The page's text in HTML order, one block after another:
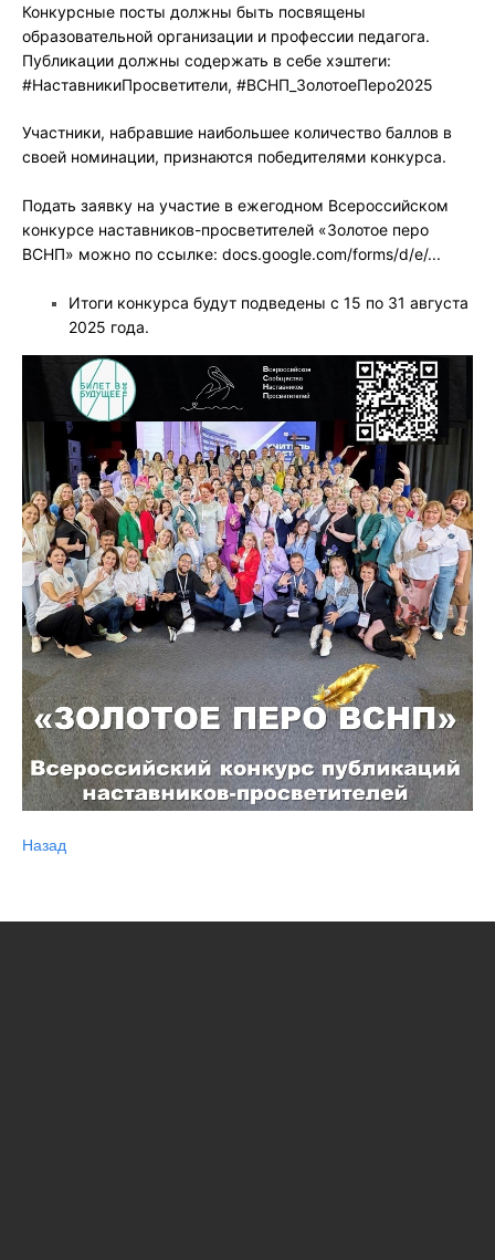
Конкурсные посты должны быть посвящены
образовательной организации и профессии педагога.
Публикации должны содержать в себе хэштеги:
#НаставникиПросветители, #ВСНП_ЗолотоеПеро2025
Участники, набравшие наибольшее количество баллов в
своей номинации, признаются победителями конкурса.
Подать заявку на участие в ежегодном Всероссийском
конкурсе наставников-просветителей «Золотое перо
ВСНП» можно по ссылке: docs.google.com/forms/d/e/...
Итоги конкурса будут подведены с 15 по 31 августа
2025 года.
Назад